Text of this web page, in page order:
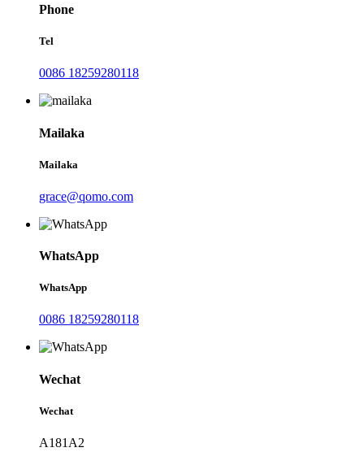
Phone
Tel
0086 18259280118
Mailaka
Mailaka
grace@qomo.com
WhatsApp
WhatsApp
0086 18259280118
Wechat
Wechat
A181A2